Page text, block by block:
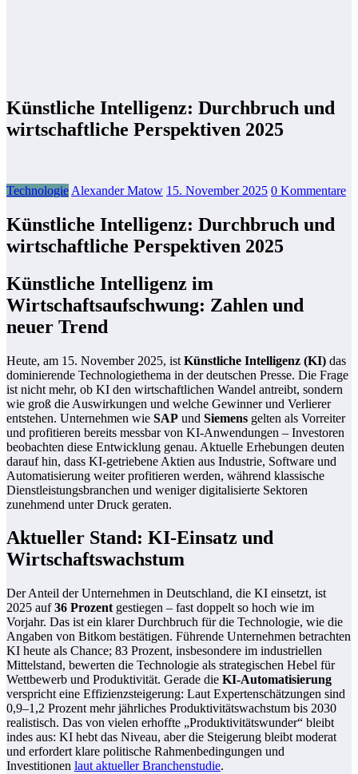
Künstliche Intelligenz: Durchbruch und
wirtschaftliche Perspektiven 2025
Technologie Alexander Matow 15. November 2025 0 Kommentare
Künstliche Intelligenz: Durchbruch und
wirtschaftliche Perspektiven 2025
Künstliche Intelligenz im
Wirtschaftsaufschwung: Zahlen und
neuer Trend
Heute, am 15. November 2025, ist Künstliche Intelligenz (KI) das
dominierende Technologiethema in der deutschen Presse. Die Frage
ist nicht mehr, ob KI den wirtschaftlichen Wandel antreibt, sondern
wie groß die Auswirkungen und welche Gewinner und Verlierer
entstehen. Unternehmen wie SAP und Siemens gelten als Vorreiter
und profitieren bereits messbar von KI-Anwendungen – Investoren
beobachten diese Entwicklung genau. Aktuelle Erhebungen deuten
darauf hin, dass KI-getriebene Aktien aus Industrie, Software und
Automatisierung weiter profitieren werden, während klassische
Dienstleistungsbranchen und weniger digitalisierte Sektoren
zunehmend unter Druck geraten.
Aktueller Stand: KI-Einsatz und
Wirtschaftswachstum
Der Anteil der Unternehmen in Deutschland, die KI einsetzt, ist
2025 auf36 Prozent gestiegen – fast doppelt so hoch wie im
Vorjahr. Das ist ein klarer Durchbruch für die Technologie, wie die
Angaben von Bitkom bestätigen. Führende Unternehmen betrachten
KI heute als Chance; 83 Prozent, insbesondere im industriellen
Mittelstand, bewerten die Technologie als strategischen Hebel für
Wettbewerb und Produktivität. Gerade die KI-Automatisierung
verspricht eine Effizienzsteigerung: Laut Expertenschätzungen sind
0,9–1,2 Prozent mehr jährliches Produktivitätswachstum bis 2030
realistisch. Das von vielen erhoffte „Produktivitätswunder“ bleibt
indes aus: KI hebt das Niveau, aber die Steigerung bleibt moderat
und erfordert klare politische Rahmenbedingungen und
Investitionen laut aktueller Branchenstudie.